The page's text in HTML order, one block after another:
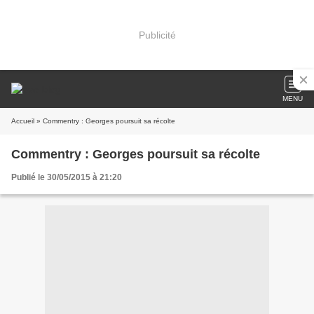
Publicité
MENU
Accueil » Commentry : Georges poursuit sa récolte
Commentry : Georges poursuit sa récolte
Publié le 30/05/2015 à 21:20